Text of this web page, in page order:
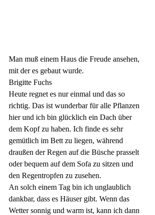
Man muß einem Haus die Freude ansehen,
mit der es gebaut wurde.
Brigitte Fuchs
Heute regnet es nur einmal und das so
richtig. Das ist wunderbar für alle Pflanzen
hier und ich bin glücklich ein Dach über
dem Kopf zu haben. Ich finde es sehr
gemütlich im Bett zu liegen, während
draußen der Regen auf die Büsche prasselt
oder bequem auf dem Sofa zu sitzen und
den Regentropfen zu zusehen.
An solch einem Tag bin ich unglaublich
dankbar, dass es Häuser gibt. Wenn das
Wetter sonnig und warm ist, kann ich dann